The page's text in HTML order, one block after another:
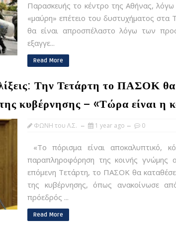
Παρασκευής το κέντρο της Αθήνας,
«μαύρη» επέτειο του δυστυχήματος στα
θα είναι απροσπέλαστο λόγω των
εξαγγε...
Read More
Την Τετάρτη το ΠΑΣΟΚ
κυβέρνησης – «Τώρα είναι η
ΦΩΝΗ του Λ.Σ. 1 year ago 0
«Το πόρισμα είναι αποκαλυπτικό,
παραπληροφόρηση της κοινής γνώμης
επόμενη Τετάρτη, το ΠΑΣΟΚ θα
της κυβέρνησης, όπως ανακοίνωσε
πρόεδρός ...
Read More